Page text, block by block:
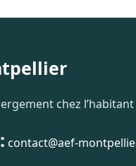
chez
contact@aef-